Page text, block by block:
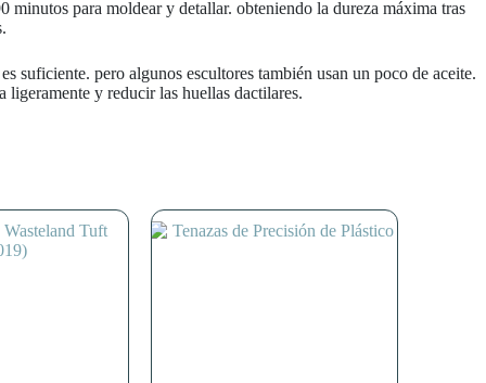
minutos para moldear y detallar. obteniendo la dureza máxima tras
suficiente. pero algunos escultores también usan un poco de aceite.
ligeramente y reducir las huellas dactilares.